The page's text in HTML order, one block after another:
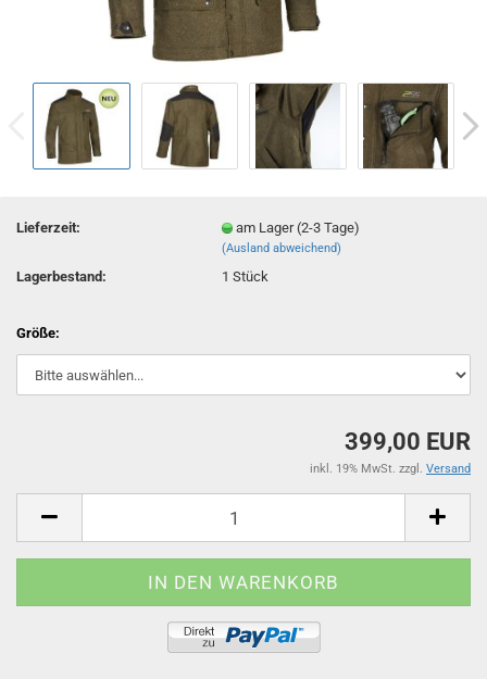
Lieferzeit: am Lager (2-3 Tage)
(Ausland abweichend)
Lagerbestand: 1Stück
Größe:
399,00 EUR
inkl. 19% MwSt. zzgl. Versand